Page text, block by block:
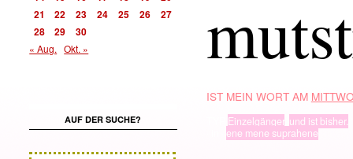
IST MEIN WORT AM
Einzelgänger, und ist bisher.
ene mene suprahene
21
22 23 24 25 26
27
28
29 30
« Aug. Okt. »
AUF DER SUCHE?